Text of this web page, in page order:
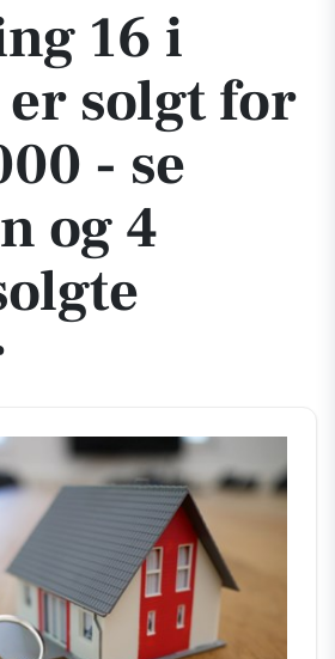
16 i
solgt for
- se
og 4